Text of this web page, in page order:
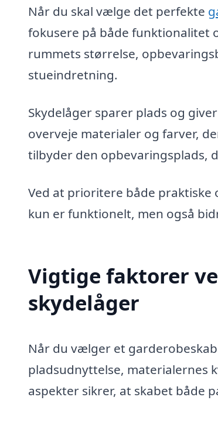
Når du skal vælge det perfekte
fokusere på både funktionalitet
rummets størrelse,
stueindretning.
Skydelåger sparer plads og
overveje materialer og farver,
tilbyder den opbevaringsplads,
Ved at prioritere både
kun er funktionelt, men også
Vigtige faktorer
skydelåger
Når du vælger et
pladsudnyttelse, materialernes
aspekter sikrer, at skabet både